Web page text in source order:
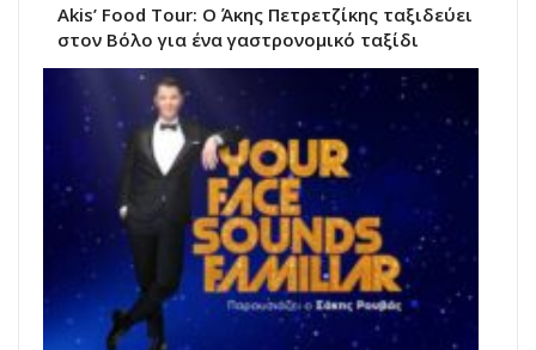
Akis’ Food Tour: Ο Άκης Πετρετζίκης ταξιδεύει
στον Βόλο για ένα γαστρονομικό ταξίδι